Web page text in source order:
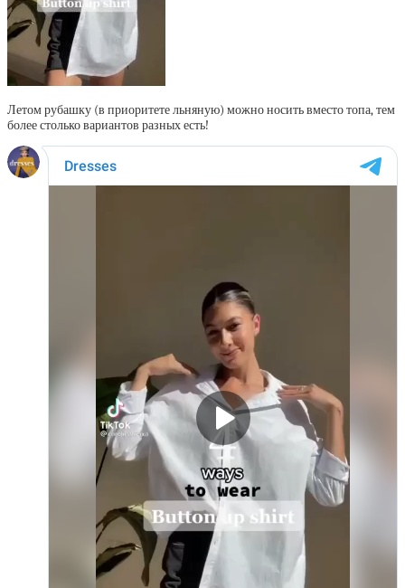
Летом рубашку (в приоритете льняную) можно носить вместо топа, тем
более столько вариантов разных есть!